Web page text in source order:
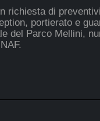
richiesta di
portierato e
del Parco Mellini,